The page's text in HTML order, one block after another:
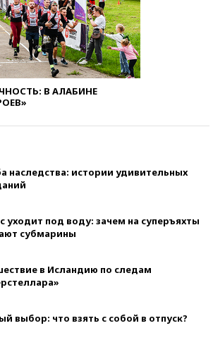
В АЛАБИНЕ
наследства: истории удивительных
уходит под воду: зачем на суперъяхты
субмарины
в Исландию по следам
выбор: что взять с собой в отпуск?